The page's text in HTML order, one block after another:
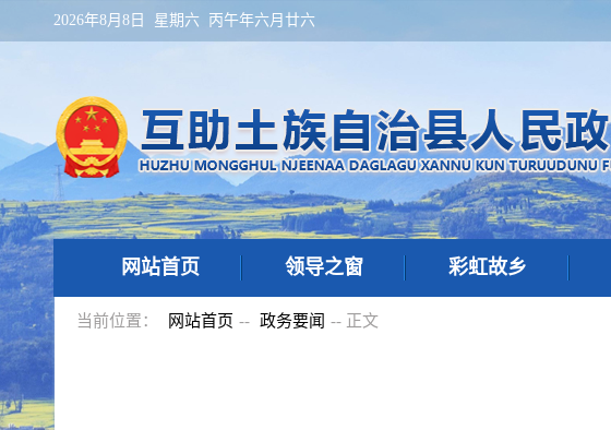
2026年8月8日 星期六 丙午年六月廿六
网站首页 领导之窗 彩虹故乡
当前位置： 网站首页 -- 政务要闻 -- 正文